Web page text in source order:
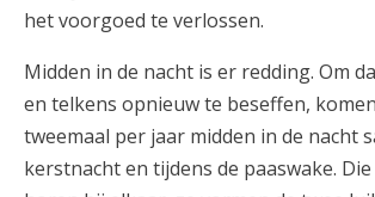
het voorgoed te verlossen.
Midden in de nacht is er redding. Om
en telkens opnieuw te beseffen,
tweemaal per jaar midden in de nacht
kerstnacht en tijdens de paaswake.